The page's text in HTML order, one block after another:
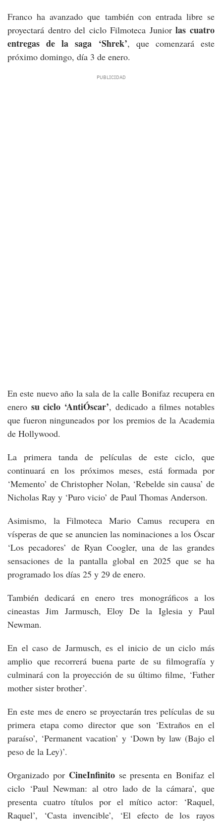
Franco ha avanzado que también con entrada libre se
proyectará dentro del ciclo Filmoteca Juniorlas cuatro
entregas de la saga ‘Shrek’, que comenzará este
próximo domingo, día 3 de enero.
En este nuevo año la sala de la calle Bonifaz recupera en
enero su ciclo ‘AntiÓscar’, dedicado a filmes notables
que fueron ninguneados por los premios de la Academia
de Hollywood.
La primera tanda de películas de este ciclo, que
continuará en los próximos meses, está formada por
‘Memento’ de Christopher Nolan, ‘Rebelde sin causa’ de
Nicholas Ray y ‘Puro vicio’ de Paul Thomas Anderson.
Asimismo, la Filmoteca Mario Camus recupera en
vísperas de que se anuncien las nominaciones a los Óscar
‘Los pecadores’ de Ryan Coogler, una de las grandes
sensaciones de la pantalla global en 2025 que se ha
programado los días 25 y 29 de enero.
También dedicará en enero tres monográficos a los
cineastas Jim Jarmusch, Eloy De la Iglesia y Paul
Newman.
En el caso de Jarmusch, es el inicio de un ciclo más
amplio que recorrerá buena parte de su filmografía y
culminará con la proyección de su último filme, ‘Father
mother sister brother’.
En este mes de enero se proyectarán tres películas de su
primera etapa como director que son ‘Extraños en el
paraíso’, ‘Permanent vacation’ y ‘Down by law (Bajo el
peso de la Ley)’.
Organizado por CineInfinito se presenta en Bonifaz el
ciclo ‘Paul Newman: al otro lado de la cámara’, que
presenta cuatro títulos por el mítico actor: ‘Raquel,
Raquel’, ‘Casta invencible’, ‘El efecto de los rayos